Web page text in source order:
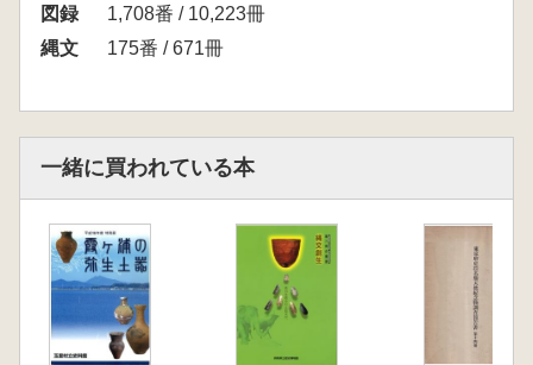
図録
1,708番 / 10,223冊
縄文
175番 / 671冊
一緒に買われている本